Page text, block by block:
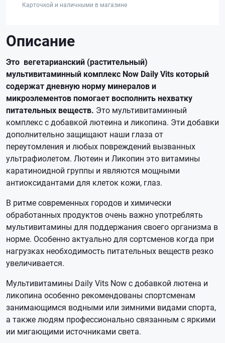
Карточкой и наличными в магазине
Описание
Это вегетарианский (растительный)
мультивитаминный комплекс Now Daily Vits который
содержат дневную норму минералов и
микроэлементов помогает восполнить нехватку
питательных веществ. Это мультивитаминный
комплекс с добавкой лютеина и ликопина. Эти добавки
дополнительно защищают наши глаза от
переутомления и любых повреждений вызванных
ультрафиолетом. Лютеин и Ликопин это витамины
каратиноидной группы и являются мощными
антиоксидантами для клеток кожи, глаз.
В ритме современных городов и химически
обработанных продуктов очень важно употреблять
мультивитамины для поддержания своего организма в
норме. Особенно актуально для сортсменов когда при
нагрузках необходимость питательных веществ резко
увеличивается.
Мультивитамины Daily Vits Now с добавкой лютена и
ликопина особенно рекомендованы спортсменам
занимающимся водными или зимними видами спорта,
а также людям профессионально связанным с яркими
ии мигающими источниками света.